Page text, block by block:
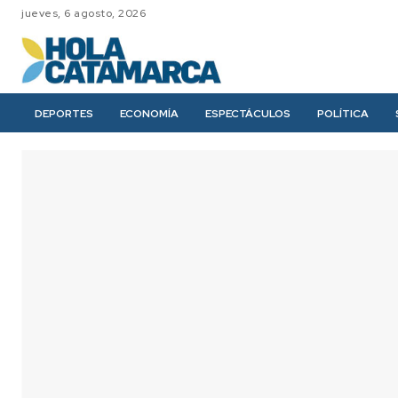
jueves, 6 agosto, 2026
DEPORTES ECONOMÍA ESPECTÁCULOS POLÍTICA